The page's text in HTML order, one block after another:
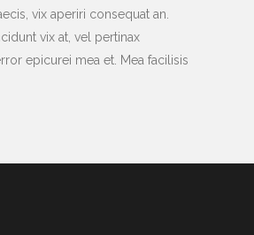
vix aperiri consequat an.
vix at, vel pertinax
epicurei mea et. Mea facilisis